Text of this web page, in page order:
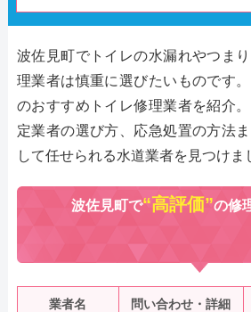
波佐見町でトイレの水漏れやつま
理業者は慎重に選びたいものです
のおすすめトイレ修理業者を紹介
定業者の選び方、応急処置の方法
して任せられる水道業者を見つけま
波佐見町で“高評価”の修
業者名 問い合わせ・詳細